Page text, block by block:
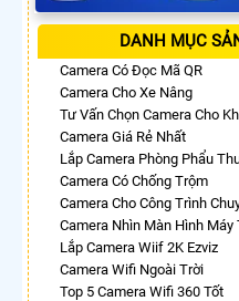
DANH MỤC
Camera Có Đọc Mã QR
Camera Cho Xe Nâng
Tư Vấn Chọn Camera Cho
Camera Giá Rẻ Nhất
Lắp Camera Phòng Phẩu
Camera Có Chống Trộm
Camera Cho Công Trình
Camera Nhìn Màn Hình Máy
Lắp Camera Wiif 2K Ezviz
Camera Wifi Ngoài Trời
Top 5 Camera Wifi 360 Tốt